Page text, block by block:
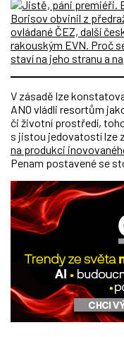
V zásadě lze
ANO vládli resortům
či životní prostředí,
s jistou jedovatostí lze
na produkci
Penam postavené se